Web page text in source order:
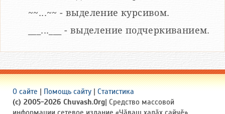
~~...~~ - выделение курсивом.
___...___ - выделение подчеркиванием.
О сайте | Помощь сайту | Статистика
(c) 2005-2026 Chuvash.Org| Средство массовой